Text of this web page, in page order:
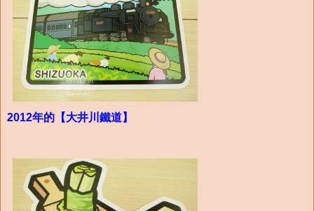
2012年的【大井川鐵道】